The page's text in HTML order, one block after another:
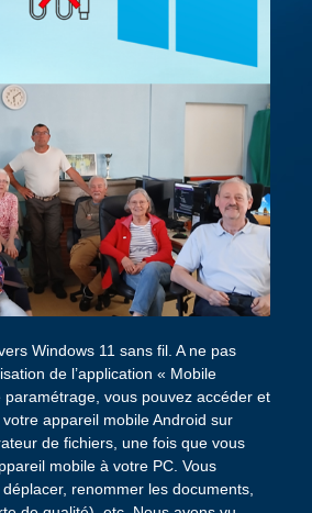
Windows 11 sans fil. A ne pas
de l’application « Mobile
paramétrage, vous pouvez accéder et
appareil mobile Android sur
de fichiers, une fois que vous
mobile à votre PC. Vous
renommer les documents,